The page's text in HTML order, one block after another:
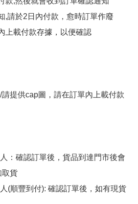
,請於2日內付款，愈時訂單作廢
上載付款存據，以便確認
提供cap圖，請在訂單內上載付款
：確認訂單後，貨品到達門市後會
取貨
(順豐到付): 確認訂單後，如有現貨